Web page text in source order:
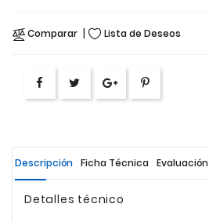
Comparar Lista de Deseos
Descripción Ficha Técnica Evaluación
Detalles técnico